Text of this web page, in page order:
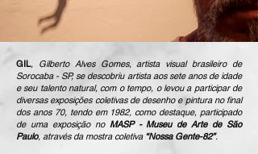
GIL, Gilberto Alves Gomes, artista visual brasileiro de
Sorocaba - SP, se descobriu artista aos sete anos de idade
e seu talento natural, com o tempo, o levou a participar de
diversas exposições coletivas de desenho e pintura no final
dos anos 70, tendo em 1982, como destaque, participado
de uma exposição no MASP - Museu de Arte de São
Paulo, através da mostra coletiva “Nossa Gente-82”.